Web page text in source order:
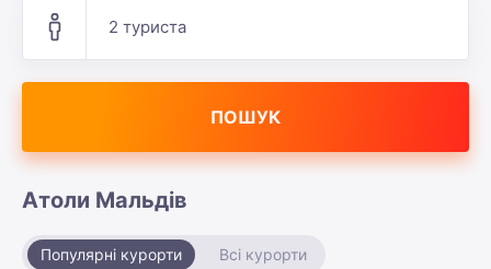
2 туриста
ПОШУК
Атоли Мальдів
Популярні курорти Всі курорти